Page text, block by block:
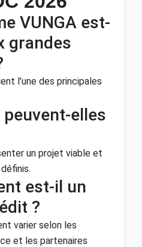
VUNGA est-
grandes
l’une des principales
elles
un projet viable et
est-il un
?
varier selon les
et les partenaires